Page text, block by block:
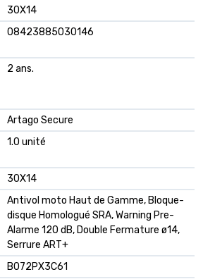
30X14
08423885030146
2 ans.
Artago Secure
1.0 unité
30X14
Antivol moto Haut de Gamme, Bloque-
disque Homologué SRA, Warning Pre-
Alarme 120 dB, Double Fermature ø14,
Serrure ART+
B072PX3C61